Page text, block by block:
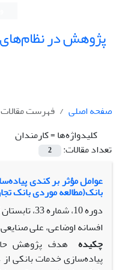
پژوهش در
صفحه اصلی
فهرست مقالات
کلیدواژه‌ها =کارمندان
تعداد مقالات:
2
عوامل مؤثر بر کندی
بانک(مطالعه موردی بانک
دوره 10، شماره 33، تابستان 1395، صفحه
افسانه اوضاعی، علی
چکیده هدف پژوهش
پیاده‌سازی خدمات بانکی